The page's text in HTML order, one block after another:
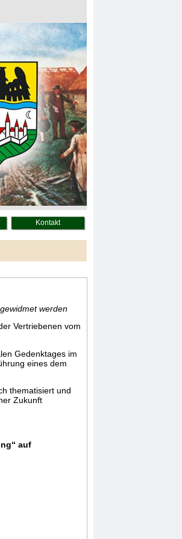
Kontakt
werden
Vertriebenen vom
Gedenktages im
eines dem
thematisiert und
Zukunft
auf